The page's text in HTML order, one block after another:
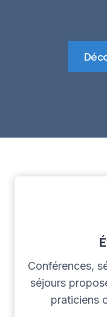
Conférences,
séjours
praticiens